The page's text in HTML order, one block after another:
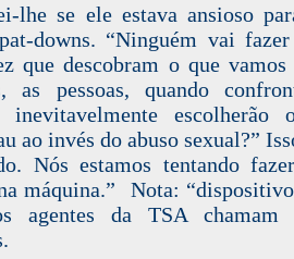
lhe se ele estava ansioso
downs. “Ninguém vai
que descobram o que vamos
as pessoas, quando
inevitavelmente
ao invés do abuso sexual?”
Nós estamos tentando
máquina.” Nota:
agentes da TSA chamam